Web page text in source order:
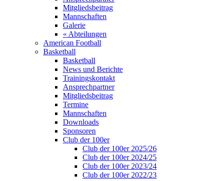
Mitgliedsbeitrag
Mannschaften
Galerie
« Abteilungen
American Football
Basketball
Basketball
News und Berichte
Trainingskontakt
Ansprechpartner
Mitgliedsbeitrag
Termine
Mannschaften
Downloads
Sponsoren
Club der 100er
Club der 100er 2025/26
Club der 100er 2024/25
Club der 100er 2023/24
Club der 100er 2022/23